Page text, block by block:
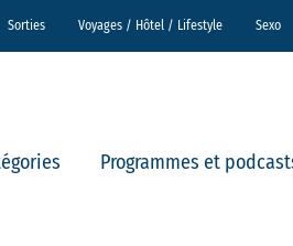
Sorties Voyages / Hôtel / Lifestyle Sexo
Programmes et